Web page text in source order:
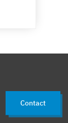
Contact